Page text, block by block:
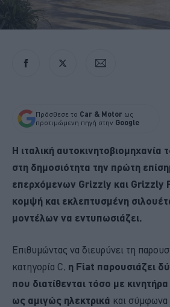
Πρόσθεσε το Car & Motor ως
προτιμώμενη πηγή στην Google
Η ιταλική αυτοκινητοβιομηχανία
στη δημοσιότητα την πρώτη
επερχόμενων Grizzly και Grizzly
κομψή και εκλεπτυσμένη
μοντέλων να εντυπωσιάζει.
Επιθυμώντας να διευρύνει τη
κατηγορία C, η Fiat παρουσιάζει
που διατίθενται τόσο με
ως αμιγώς ηλεκτρικά και σύμφωνα